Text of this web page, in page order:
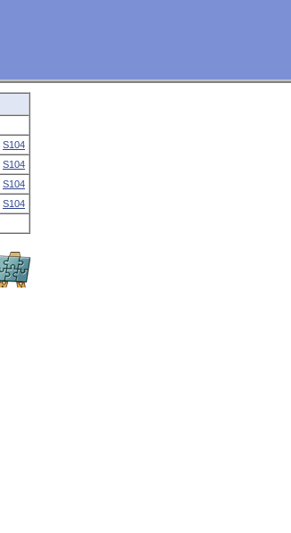
S104
S104
S104
S104